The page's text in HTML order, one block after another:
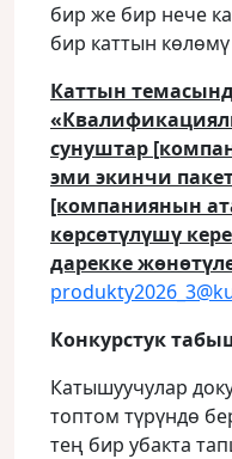
бир же бир нече
бир каттын
Каттын
сунуштар
эми экинчи
[компаниянын
көрсөтүлүшү
дарекке
Конкурстук
Катышуучулар
топтом түрүндө
тең бир убакта